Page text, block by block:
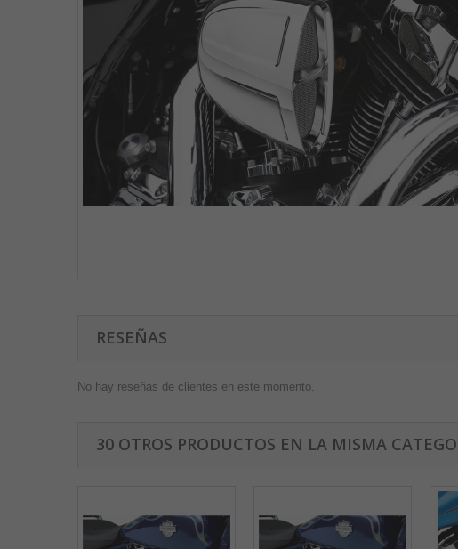
RESEÑAS
No hay reseñas de clientes en este momento.
30 OTROS PRODUCTOS EN LA MISMA